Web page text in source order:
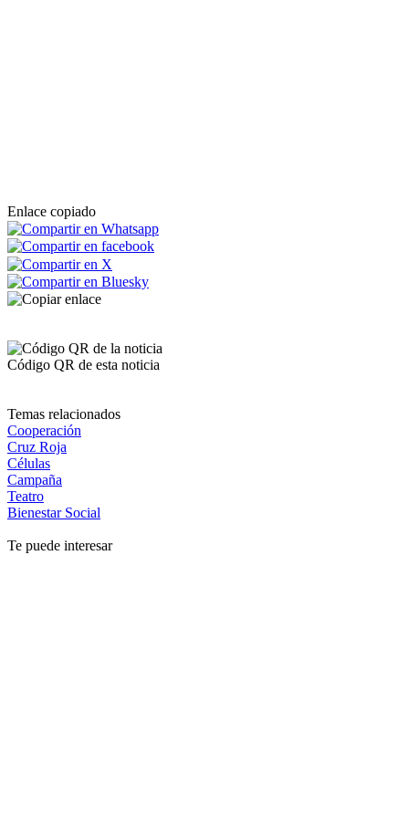
Enlace copiado
Código QR de esta noticia
Temas relacionados
Cooperación
Cruz Roja
Células
Campaña
Teatro
Bienestar Social
Te puede interesar